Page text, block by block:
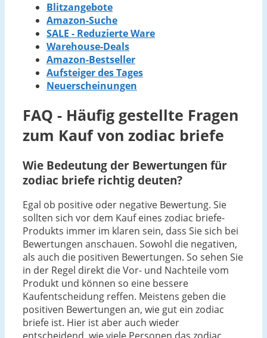
Blitzangebote
Amazon-Suche
SALE - Reduzierte Ware
Warehouse-Deals
Amazon-Bestseller
Aufsteiger des Tages
Neuerscheinungen
FAQ - Häufig gestellte Fragen
zum Kauf von zodiac briefe
Wie Bedeutung der Bewertungen für
zodiac briefe richtig deuten?
Egal ob positive oder negative Bewertung. Sie
sollten sich vor dem Kauf eines zodiac briefe-
Produkts immer im klaren sein, dass Sie sich bei
Bewertungen anschauen. Sowohl die negativen,
als auch die positiven Bewertungen. So sehen Sie
in der Regel direkt die Vor- und Nachteile vom
Produkt und können so eine bessere
Kaufentscheidung reffen. Meistens geben die
positiven Bewertungen an, wie gut ein zodiac
briefe ist. Hier ist aber auch wieder